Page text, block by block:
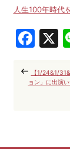
人生100年時代
X
【1/24&1/
ョン」に出演